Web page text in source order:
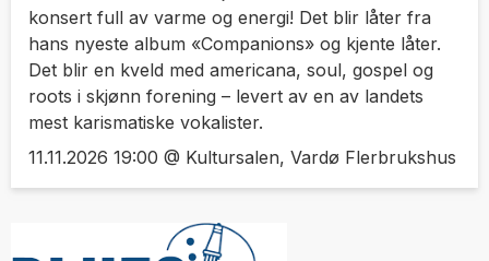
konsert full av varme og energi! Det blir låter fra
hans nyeste album «Companions» og kjente låter.
Det blir en kveld med americana, soul, gospel og
roots i skjønn forening – levert av en av landets
mest karismatiske vokalister.
11.11.2026 19:00 @ Kultursalen, Vardø Flerbrukshus